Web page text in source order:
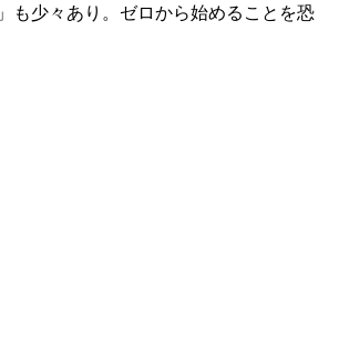
も少々あり。ゼロから始めることを恐